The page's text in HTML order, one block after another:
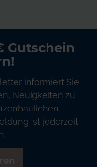
Gutschein
informiert Sie
Neuigkeiten zu
ist jederzeit